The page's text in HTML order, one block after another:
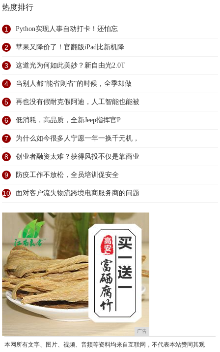
热度排行
1 Python实现人事自动打卡！还怕忘
2 苹果又降价了！官翻版iPad比新机降
3 这道光为何如此美妙？新自由光2.0T
4 当别人都“能省则省”的时候，全季却做
5 再也没有假耐克假阿迪，人工智能也能被
6 低消耗，高品质，全新Jeep指挥官P
7 为什么如今很多人宁愿一年一换千元机，
8 创业者融资太难？获得风投不仅是靠商业
9 防疫工作不放松，全员培训促安全
10 面对客户流失物流跨境电商服务商的问题
广告
本网所有文字、图片、视频、音频等资料均来自互联网，不代表本站赞同其观